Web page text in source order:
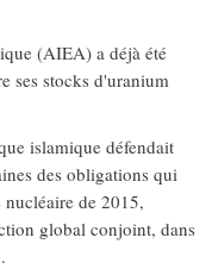
(AIEA) a déjà été
ses stocks d'uranium
islamique défendait
des obligations qui
de 2015,
global conjoint, dans